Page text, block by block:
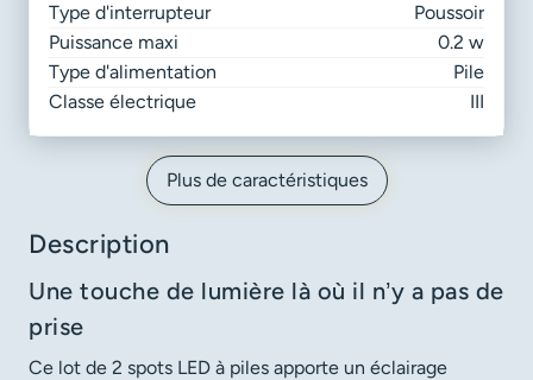
Type d'interrupteur
Poussoir
Puissance maxi
0.2 w
Type d'alimentation
Pile
Classe électrique
III
Plus de caractéristiques
Description
Une touche de lumière là où il n’y a pas de
prise
Ce lot de 2 spots LED à piles apporte un éclairage